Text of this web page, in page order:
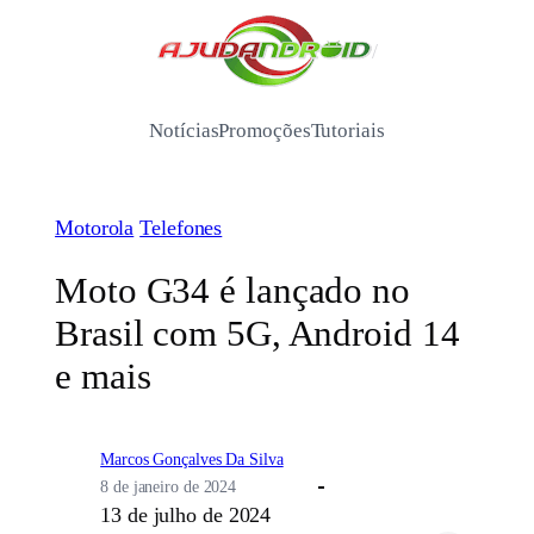
/
NotíciasPromoçõesTutoriais
Motorola Telefones
Moto G34 é lançado no
Brasil com 5G, Android 14
e mais
Marcos Gonçalves Da Silva
8 de janeiro de 2024
13 de julho de 2024